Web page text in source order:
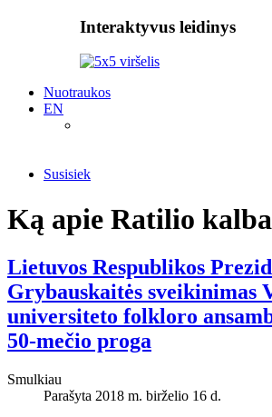
Interaktyvus leidinys
Nuotraukos
EN
Susisiek
Ką apie Ratilio
Lietuvos Respublikos
Grybauskaitės sveikinimas
universiteto folkloro
50-mečio proga
Smulkiau
Parašyta 2018 m. birželio 16 d.